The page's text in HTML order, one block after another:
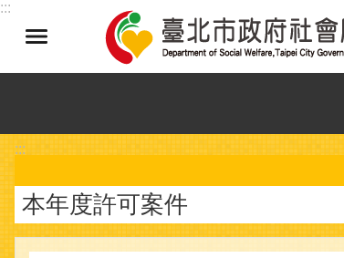
跳到主要內容區塊
:::
:::
本年度許可案件